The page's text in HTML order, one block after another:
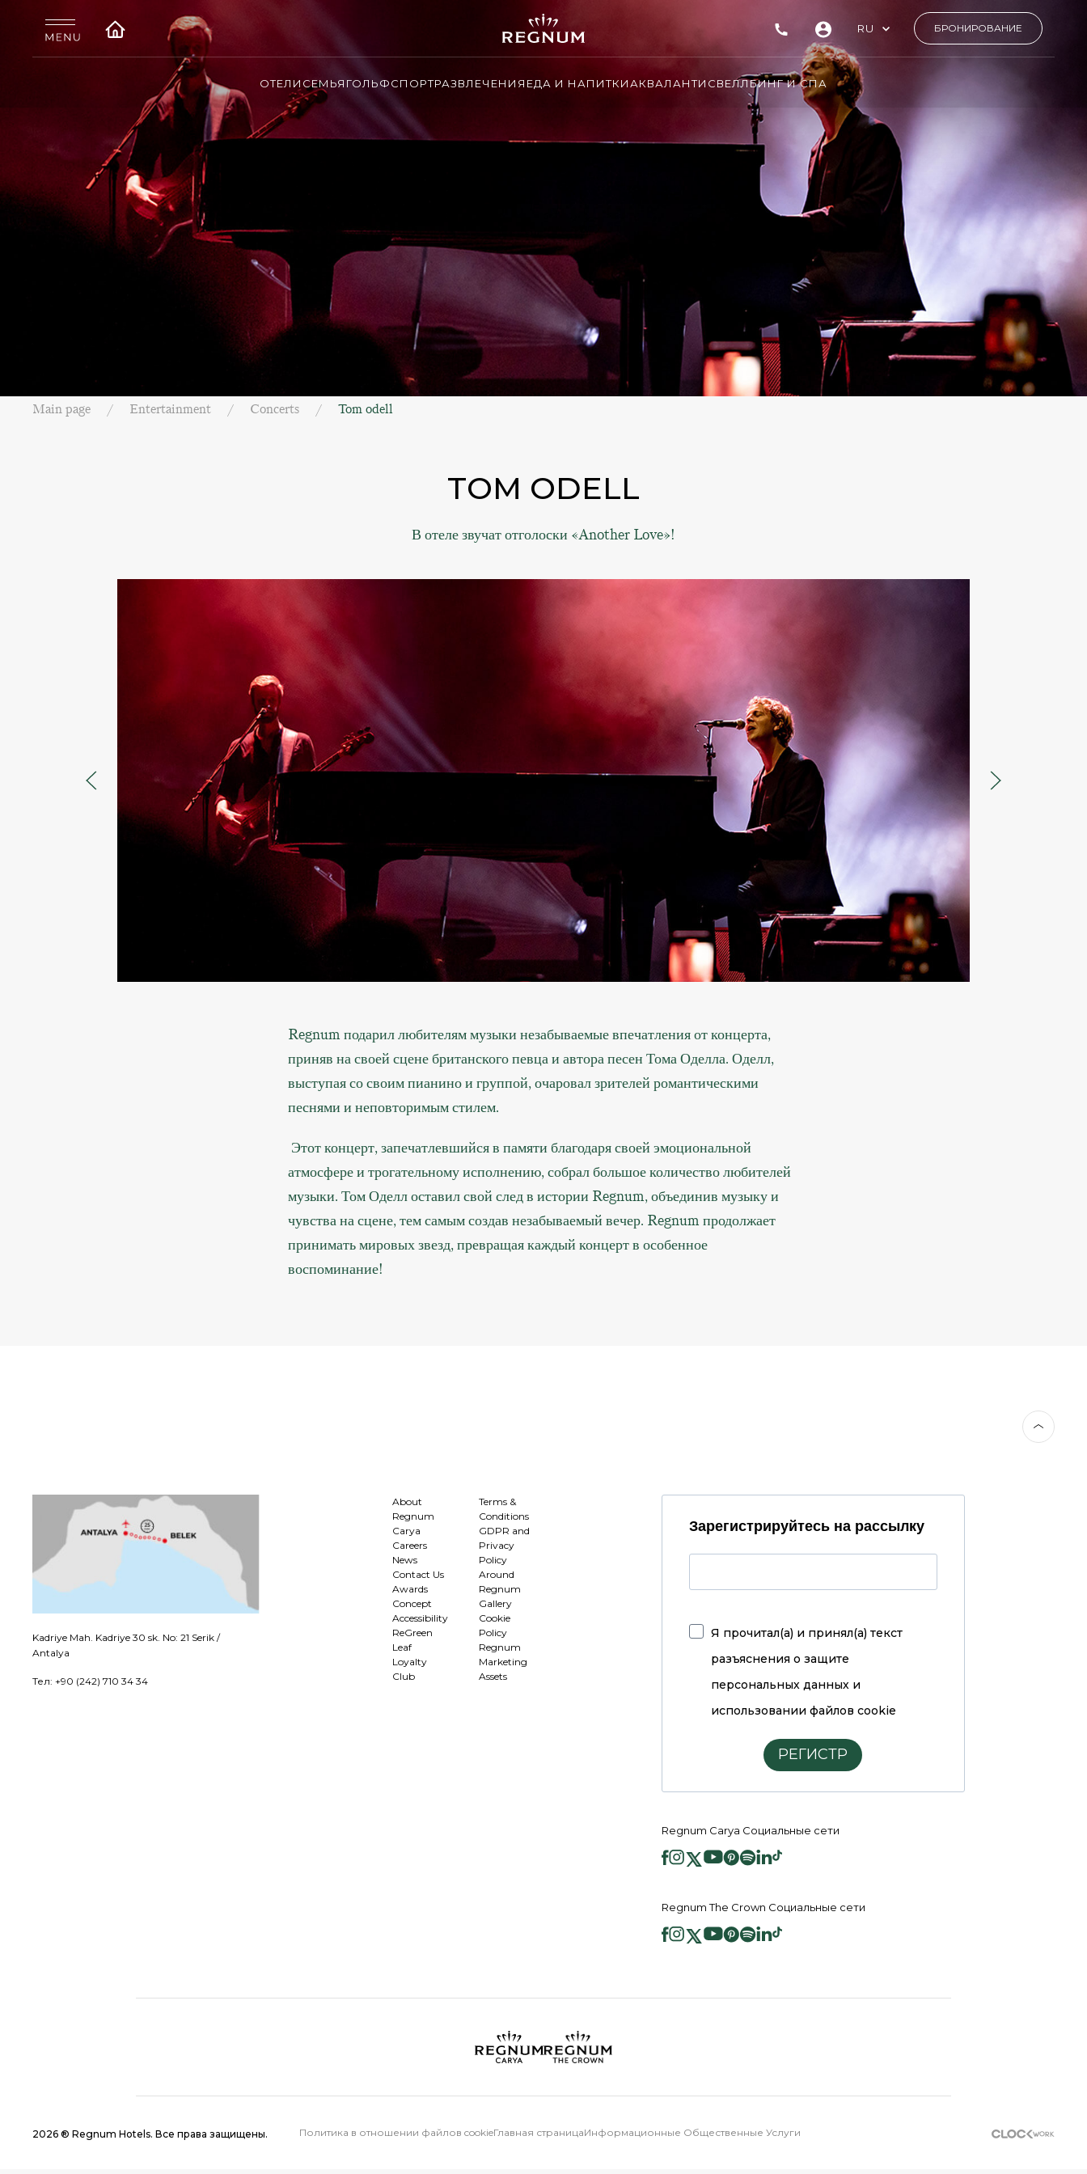
RU БРОНИРОВАНИЕ
ОТЕЛИ СЕМЬЯ ГОЛЬФСПОРТРАЗВЛЕЧЕНИЯ ЕДА И НАПИТКИАКВАЛАНТИСВЕЛЛБИНГ И СПА
Main page Entertainment Concerts Tom odell
TOM ODELL
В отеле звучат отголоски «Another Love»!
Regnum подарил любителям музыки незабываемые впечатления от концерта,
приняв на своей сцене британского певца и автора песен Тома Оделла. Оделл,
выступая со своим пианино и группой, очаровал зрителей романтическими
песнями и неповторимым стилем.
Этот концерт, запечатлевшийся в памяти благодаря своей эмоциональной
атмосфере и трогательному исполнению, собрал большое количество любителей
музыки. Том Оделл оставил свой след в истории Regnum, объединив музыку и
чувства на сцене, тем самым создав незабываемый вечер. Regnum продолжает
принимать мировых звезд, превращая каждый концерт в особенное
воспоминание!
Kadriye Mah. Kadriye 30 sk. No: 21 Serik /
Antalya
Тел: +90 (242) 710 34 34
About
Regnum
Carya
Careers
News
Contact Us
Awards
Concept
Accessibility
ReGreen
Leaf
Loyalty
Club
Terms &
Conditions
GDPR and
Privacy
Policy
Around
Regnum
Gallery
Cookie
Policy
Regnum
Marketing
Assets
Зарегистрируйтесь на рассылку
Я прочитал(а) и принял(а)текст
разъяснения о защите
персональных данных и
использовании файлов cookie
РЕГИСТР
Regnum Carya Социальные сети
Regnum The Crown Социальные сети
2026 ® Regnum Hotels. Все права защищены. Политика в отношении файлов cookieГлавная страницаИнформационные Общественные Услуги